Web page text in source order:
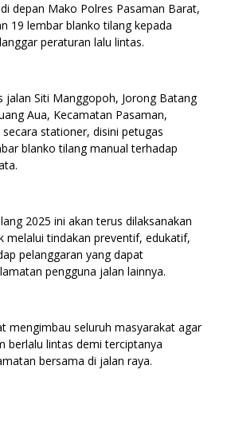
depan Mako Polres Pasaman Barat,
19 lembar blanko tilang kepada
peraturan lalu lintas.
jalan Siti Manggopoh, Jorong Batang
Aua, Kecamatan Pasaman,
stationer, disini petugas
blanko tilang manual terhadap
2025 ini akan terus dilaksanakan
melalui tindakan preventif, edukatif,
pelanggaran yang dapat
pengguna jalan lainnya.
mengimbau seluruh masyarakat agar
berlalu lintas demi terciptanya
bersama di jalan raya.